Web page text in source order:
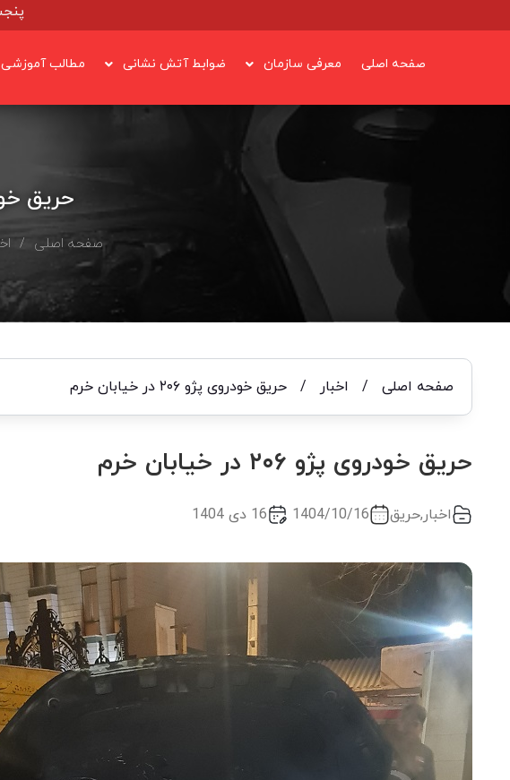
صفحه اصلی معرفی سازمان ضوابط آتش نشانی مطالب آموزشی
حریق خودروی
صفحه اصلی /
صفحه اصلی / اخبار / حریق خودروی پژو ۲۰۶ در خیابان خرم
حریق خودروی پژو ۲۰۶ در خیابان خرم
اخبار,حریق 1404/10/16 16 دی 1404